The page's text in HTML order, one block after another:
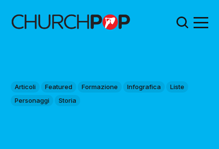
Articoli Featured Formazione Infografica
Liste
Personaggi
Storia